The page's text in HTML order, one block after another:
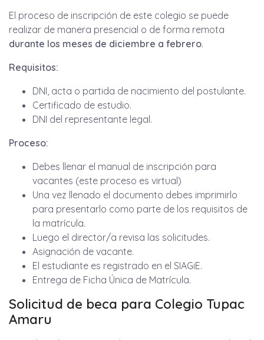
El proceso de inscripción de este colegio se puede
realizar de manera presencial o de forma remota
durante los meses de diciembre a febrero.
Requisitos:
DNI, acta o partida de nacimiento del postulante.
Certificado de estudio.
DNI del representante legal.
Proceso:
Debes llenar el manual de inscripción para
vacantes (este proceso es virtual)
Una vez llenado el documento debes imprimirlo
para presentarlo como parte de los requisitos de
la matrícula.
Luego el director/a revisa las solicitudes.
Asignación de vacante.
El estudiante es registrado en el SIAGiE.
Entrega de Ficha Única de Matrícula.
Solicitud de beca para Colegio Tupac
Amaru